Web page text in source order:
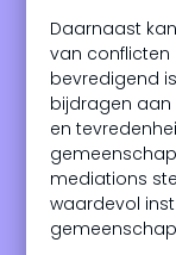
Daarnaast
van
bevredigend
bijdragen
en
mediations
waardevol